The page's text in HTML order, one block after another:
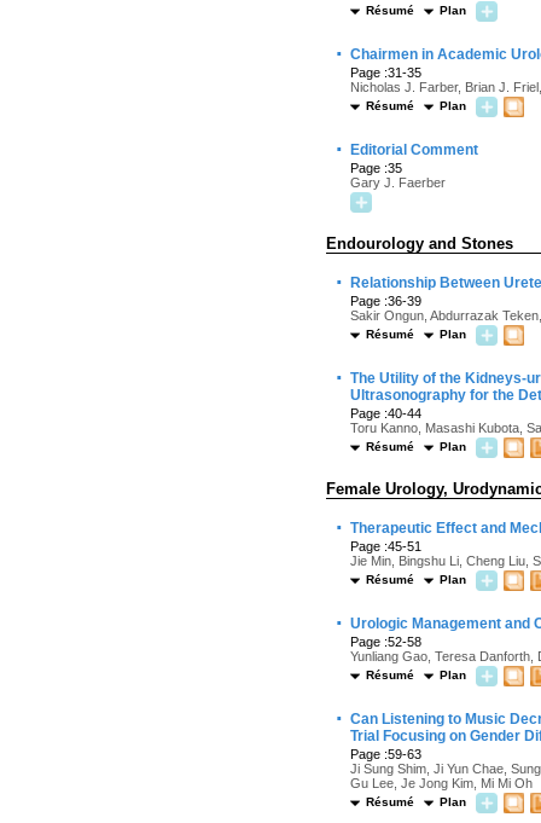
Résumé Plan
· Chairmen in Academic
Page :31-35
Nicholas J. Farber, Brian J.
Résumé Plan
· Editorial Comment
Page :35
Gary J. Faerber
Endourology and Stones
· Relationship Between
Page :36-39
Sakir Ongun, Abdurrazak
Résumé Plan
· The Utility of the Kidneys-
Ultrasonography for the
Page :40-44
Toru Kanno, Masashi Kubota,
Résumé Plan
Female Urology,
· Therapeutic Effect and
Page :45-51
Jie Min, Bingshu Li, Cheng Liu,
Résumé Plan
· Urologic Management and
Page :52-58
Yunliang Gao, Teresa Danforth,
Résumé Plan
· Can Listening to Music
Trial Focusing on Gender
Page :59-63
Ji Sung Shim, Ji Yun Chae,
Gu Lee, Je Jong Kim, Mi Mi Oh
Résumé Plan